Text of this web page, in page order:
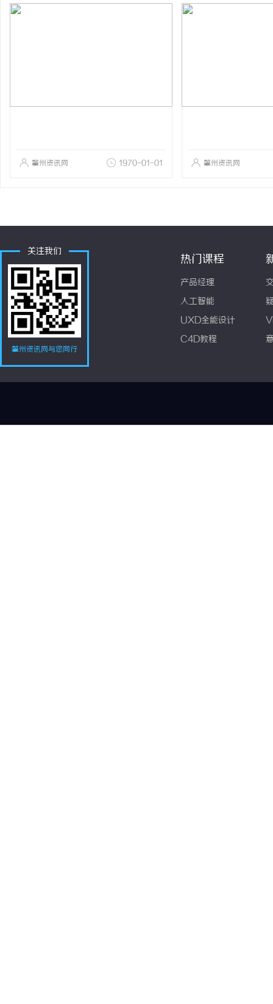
肇州资讯网 1970-01-01 肇州资讯网
关注我们
肇州资讯网与您同行
热门课程
产品经理
人工智能
UXD全能设计
C4D教程